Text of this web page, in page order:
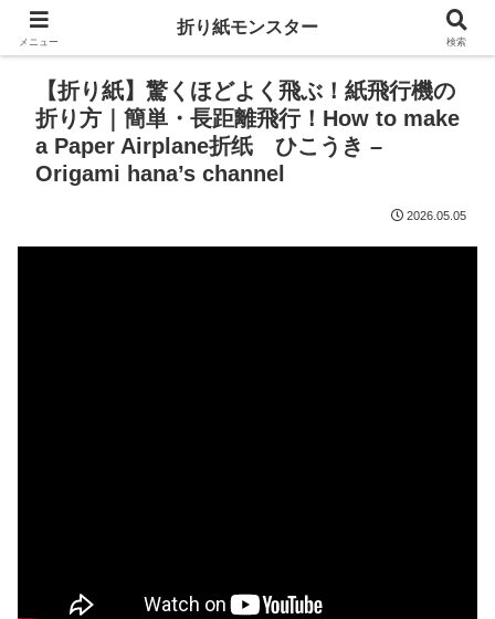
【折り紙】驚くほどよく飛ぶ！紙飛行機の
折り方｜簡単・長距離飛行！How to make
a Paper Airplane折纸 ひこうき –
Origami hana’s channel
2026.05.05
メニュー
折り紙モンスター
検索